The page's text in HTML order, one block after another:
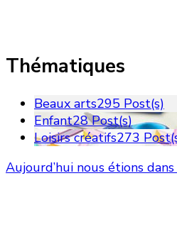
Thématiques
Beaux arts295 Post(s)
Enfant28 Post(s)
Loisirs créatifs273
Aujourd’hui nous étions